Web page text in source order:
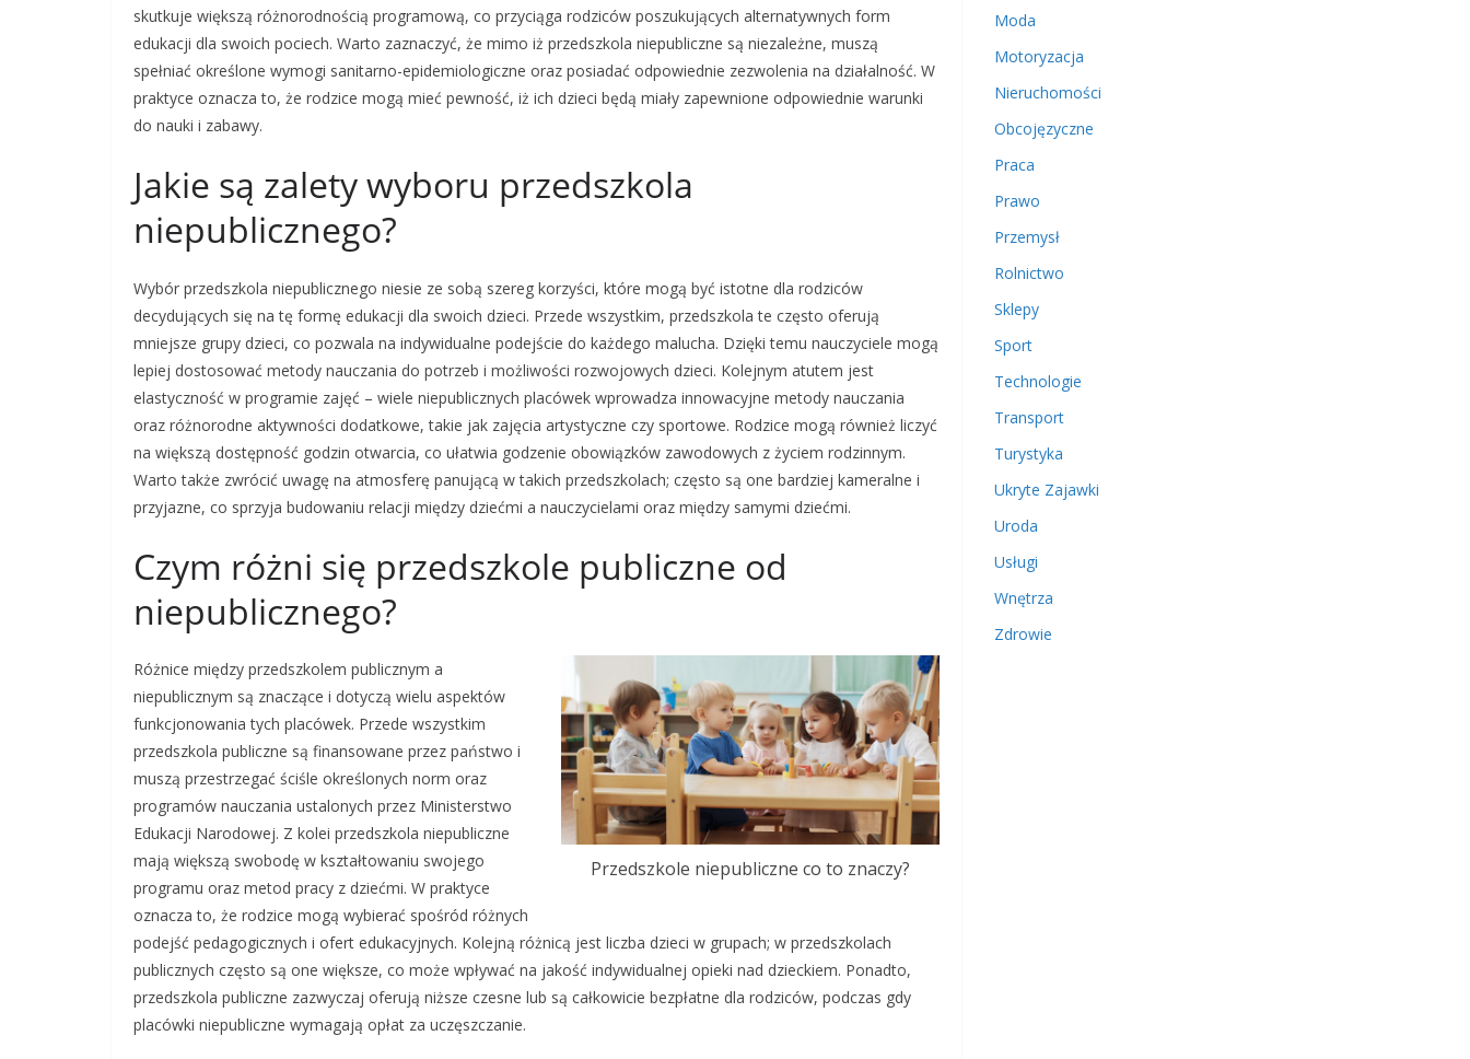
skutkuje większą różnorodnością programową, co przyciąga rodziców poszukujących alternatywnych form
edukacji dla swoich pociech. Warto zaznaczyć, że mimo iż przedszkola niepubliczne są niezależne, muszą
spełniać określone wymogi sanitarno-epidemiologiczne oraz posiadać odpowiednie zezwolenia na działalność. W
praktyce oznacza to, że rodzice mogą mieć pewność, iż ich dzieci będą miały zapewnione odpowiednie warunki
do nauki i zabawy.
Jakie są zalety wyboru przedszkola
niepublicznego?
Wybór przedszkola niepublicznego niesie ze sobą szereg korzyści, które mogą być istotne dla rodziców
decydujących się na tę formę edukacji dla swoich dzieci. Przede wszystkim, przedszkola te często oferują
mniejsze grupy dzieci, co pozwala na indywidualne podejście do każdego malucha. Dzięki temu nauczyciele mogą
lepiej dostosować metody nauczania do potrzeb i możliwości rozwojowych dzieci. Kolejnym atutem jest
elastyczność w programie zajęć – wiele niepublicznych placówek wprowadza innowacyjne metody nauczania
oraz różnorodne aktywności dodatkowe, takie jak zajęcia artystyczne czy sportowe. Rodzice mogą również liczyć
na większą dostępność godzin otwarcia, co ułatwia godzenie obowiązków zawodowych z życiem rodzinnym.
Warto także zwrócić uwagę na atmosferę panującą w takich przedszkolach; często są one bardziej kameralne i
przyjazne, co sprzyja budowaniu relacji między dziećmi a nauczycielami oraz między samymi dziećmi.
Czym różni się przedszkole publiczne od
niepublicznego?
Przedszkole niepubliczne co to znaczy?
Różnice między przedszkolem publicznym a
niepublicznym są znaczące i dotyczą wielu aspektów
funkcjonowania tych placówek. Przede wszystkim
przedszkola publiczne są finansowane przez państwo i
muszą przestrzegać ściśle określonych norm oraz
programów nauczania ustalonych przez Ministerstwo
Edukacji Narodowej. Z kolei przedszkola niepubliczne
mają większą swobodę w kształtowaniu swojego
programu oraz metod pracy z dziećmi. W praktyce
oznacza to, że rodzice mogą wybierać spośród różnych
podejść pedagogicznych i ofert edukacyjnych. Kolejną różnicą jest liczba dzieci w grupach; w przedszkolach
publicznych często są one większe, co może wpływać na jakość indywidualnej opieki nad dzieckiem. Ponadto,
przedszkola publiczne zazwyczaj oferują niższe czesne lub są całkowicie bezpłatne dla rodziców, podczas gdy
placówki niepubliczne wymagają opłat za uczęszczanie.
Moda
Motoryzacja
Nieruchomości
Obcojęzyczne
Praca
Prawo
Przemysł
Rolnictwo
Sklepy
Sport
Technologie
Transport
Turystyka
Ukryte Zajawki
Uroda
Usługi
Wnętrza
Zdrowie